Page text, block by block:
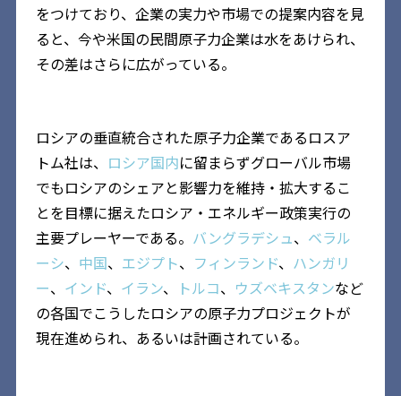
をつけており、企業の実力や市場での提案内容を見
ると、今や米国の民間原子力企業は水をあけられ、
その差はさらに広がっている。
ロシアの垂直統合された原子力企業であるロスア
トム社は、 ロシア国内に留まらずグローバル市場
でもロシアのシェアと影響力を維持・拡大するこ
とを目標に据えたロシア・エネルギー政策実行の
主要プレーヤーである。 バングラデシュ、 ベラル
ーシ、 中国、 エジプト、 フィンランド、 ハンガリ
ー、 インド、 イラン、 トルコ、 ウズベキスタンなど
の各国でこうしたロシアの原子力プロジェクトが
現在進められ、あるいは計画されている。